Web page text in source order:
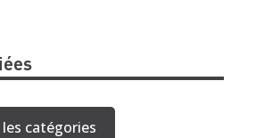
catégories